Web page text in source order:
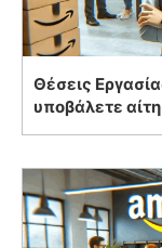
Θέσεις
υποβάλετε